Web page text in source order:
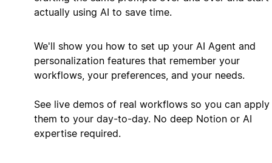
actually using AI to save time.
We'll show you how to set up your AI Agent and
personalization features that remember your
workflows, your preferences, and your needs.
See live demos of real workflows so you can apply
them to your day-to-day. No deep Notion or AI
expertise required.